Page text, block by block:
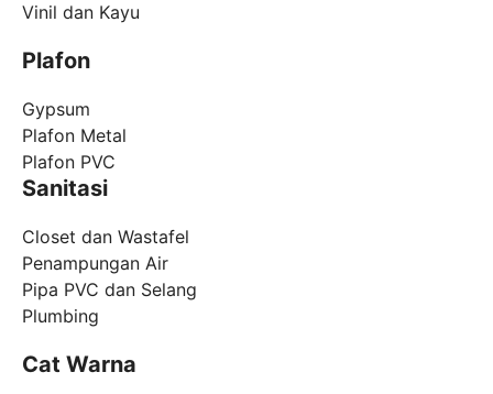
Vinil dan Kayu
Plafon
Gypsum
Plafon Metal
Plafon PVC
Sanitasi
Closet dan Wastafel
Penampungan Air
Pipa PVC dan Selang
Plumbing
Cat Warna